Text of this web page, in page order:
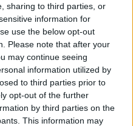
sharing to third parties, or
information for
use the below opt-out
Please note that after your
may continue seeing
information utilized by
to third parties prior to
opt-out of the further
by third parties on the
This information may
Mivel Budapest
olvas minket, bízunk
val, hanem a
is…